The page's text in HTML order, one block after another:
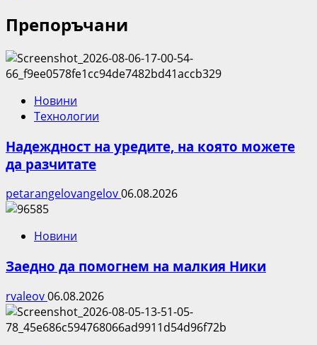
Препоръчани
Новини
Технологии
Надеждност на уредите, на която можете
да разчитате
petarangelovangelov06.08.2026
Новини
Заедно да помогнем на малкия Ники
rvaleov06.08.2026